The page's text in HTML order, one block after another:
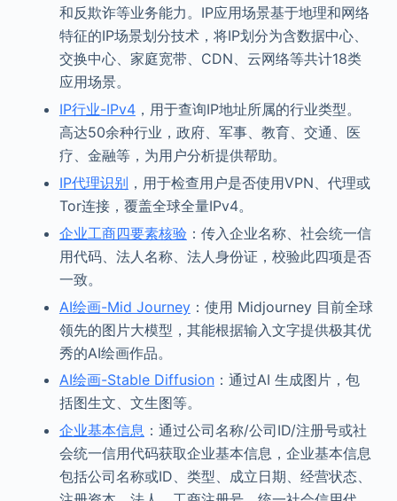
和反欺诈等业务能力。IP应用场景基于地理和网络
特征的IP场景划分技术，将IP划分为含数据中心、
交换中心、家庭宽带、CDN、云网络等共计18类
应用场景。
IP行业-IPv4，用于查询IP地址所属的行业类型。
高达50余种行业，政府、军事、教育、交通、医
疗、金融等，为用户分析提供帮助。
IP代理识别 ，用于检查用户是否使用VPN、代理或
Tor连接，覆盖全球全量IPv4。
企业工商四要素核验：传入企业名称、社会统一信
用代码、法人名称、法人身份证，校验此四项是否
一致。
AI绘画-Mid Journey：使用 Midjourney 目前全球
领先的图片大模型，其能根据输入文字提供极其优
秀的AI绘画作品。
AI绘画-Stable Diffusion：通过AI 生成图片，包
括图生文、文生图等。
企业基本信息 ：通过公司名称/公司ID/注册号或社
会统一信用代码获取企业基本信息，企业基本信息
包括公司名称或ID、类型、成立日期、经营状态、